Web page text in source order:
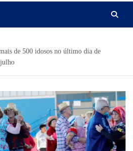
de 500 idosos no último dia de